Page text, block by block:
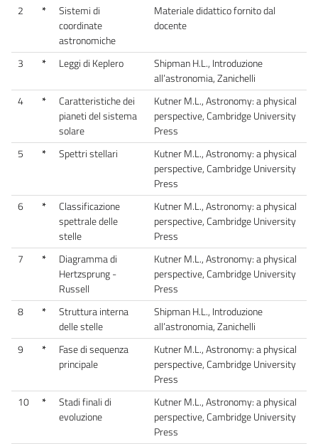
2 *
Sistemi di
coordinate
astronomiche
Materiale didattico fornito dal
docente
3 * Leggi di Keplero
Shipman H.L., Introduzione
all’astronomia, Zanichelli
4
*
Caratteristiche dei
pianeti del sistema
solare
Kutner M.L., Astronomy: a physical
perspective, Cambridge University
Press
5
* Spettri stellari
Kutner M.L., Astronomy: a physical
perspective, Cambridge University
Press
6
*
Classificazione
spettrale delle
stelle
Kutner M.L., Astronomy: a physical
perspective, Cambridge University
Press
7
*
Diagramma di
Hertzsprung -
Russell
Kutner M.L., Astronomy: a physical
perspective, Cambridge University
Press
8
*
Struttura interna
delle stelle
Shipman H.L., Introduzione
all’astronomia, Zanichelli
9
*
Fase di sequenza
principale
Kutner M.L., Astronomy: a physical
perspective, Cambridge University
Press
10
*
Stadi finali di
evoluzione
Kutner M.L., Astronomy: a physical
perspective, Cambridge University
Press